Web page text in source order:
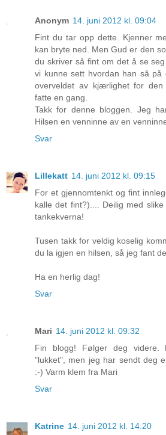
Anonym 14. juni 2012 kl. 09:04
Fint du tar opp dette. Kjenner
kan bryte ned. Men Gud er den
du skriver så fint om det å se
vi kunne sett hvordan han så på
overveldet av kjærlighet for
fatte en gang.
Takk for denne bloggen. Jeg
Hilsen en venninne av en
Svar
Lillekatt 14. juni 2012 kl. 09:15
For et gjennomtenkt og fint
kalle det fint?).... Deilig med
tankekverna!
Tusen takk for veldig koselig
du la igjen en hilsen, så jeg fant
Ha en herlig dag!
Svar
Mari 14. juni 2012 kl. 09:32
Fin blogg! Følger deg
"lukket", men jeg har sendt deg
:-) Varm klem fra Mari
Svar
Katrine 14. juni 2012 kl. 14:20